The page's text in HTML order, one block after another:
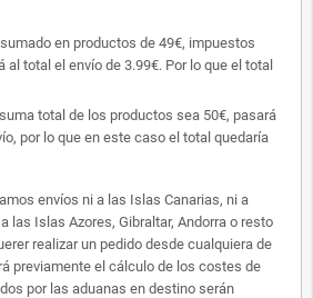
en productos de 49€, impuestos
al total el envío de 3.99€. Por lo que el total
total de los productos sea 50€, pasará
por lo que en este caso el total quedaría
envíos ni a las Islas Canarias, ni a
las Islas Azores, Gibraltar, Andorra o resto
realizar un pedido desde cualquiera de
previamente el cálculo de los costes de
por las aduanas en destino serán